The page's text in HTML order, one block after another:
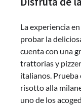
La experiencia
probar la
cuenta con una
trattorias y
italianos. Prueba
risotto alla
uno de los